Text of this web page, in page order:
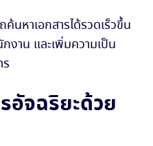
นหาเอกสารได้รวดเร็วขึ้น
งาน และเพิ่มความเป็น
อัจฉริยะด้วย